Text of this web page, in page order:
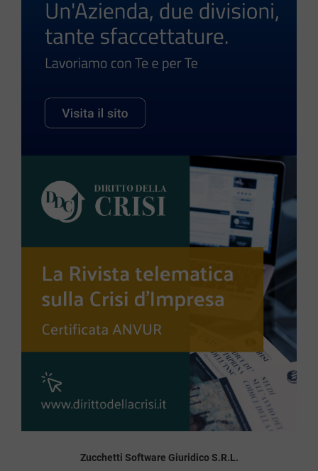
Zucchetti Software Giuridico S.R.L.